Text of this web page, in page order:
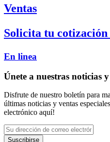
Ventas
Solicita tu
En linea
Únete a nuestras noticias
Disfrute de nuestro boletín para
últimas noticias y ventas
electrónico aquí!
Suscribirse